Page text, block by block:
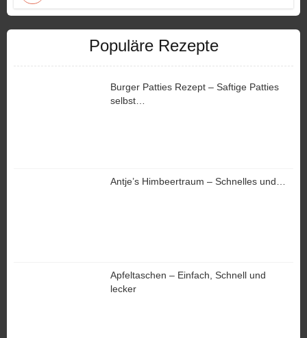
Populäre Rezepte
Burger Patties Rezept – Saftige Patties
selbst…
Antje’s Himbeertraum – Schnelles und…
Apfeltaschen – Einfach, Schnell und
lecker